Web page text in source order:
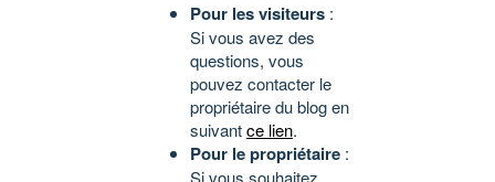
Pour les visiteurs :
Si vous avez des
questions, vous
pouvez contacter le
propriétaire du blog en
suivantce lien.
Pour le propriétaire :
Si vous souhaitez